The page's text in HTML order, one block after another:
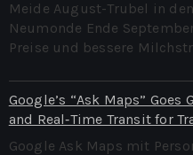
Meide August-Trubel in
Neumonde Ende
Preise und bessere
Google’s “Ask Maps”
and Real‑Time Transit for
Google Ask Maps mit